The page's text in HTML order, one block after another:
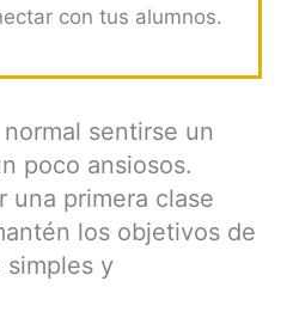
con tus alumnos.
sentirse un
poco ansiosos.
una primera clase
los objetivos de
y